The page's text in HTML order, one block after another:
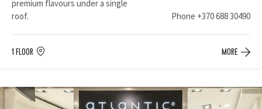
premium flavours under a single
roof.
Phone +370 688 30490
1 FLOOR MORE